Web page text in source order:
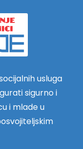
usluga
sigurno i
i mlade u